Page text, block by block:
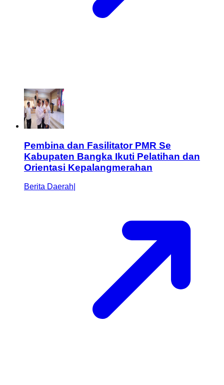
Pembina dan Fasilitator PMR Se
Kabupaten Bangka Ikuti Pelatihan dan
Orientasi Kepalangmerahan
Berita Daerah